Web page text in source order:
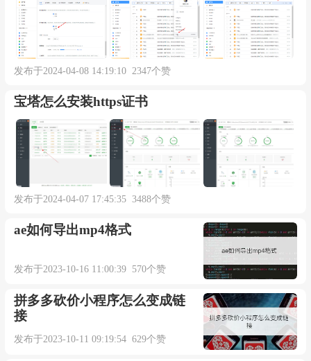
发布于2024-04-08 14:19:10 2347个赞
宝塔怎么安装https证书
发布于2024-04-07 17:45:35 3488个赞
ae如何导出mp4格式
发布于2023-10-16 11:00:39 570个赞
拼多多砍价小程序怎么变成链
接
发布于2023-10-11 09:19:54 629个赞